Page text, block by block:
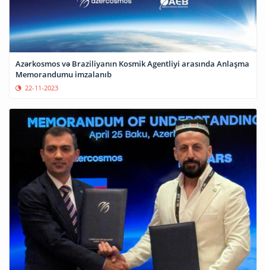
Azərkosmos və Braziliyanın Kosmik Agentliyi arasında Anlaşma
Memorandumu imzalanıb
22-11-2023